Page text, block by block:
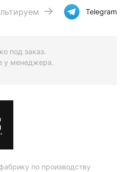
Telegram
под заказ.
у менеджера.
по производству